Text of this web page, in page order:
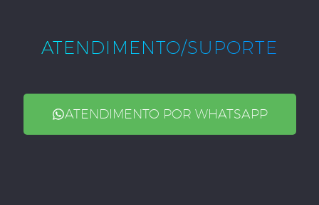
ATENDIMENTO/SUPORTE
ATENDIMENTO POR WHATSAPP